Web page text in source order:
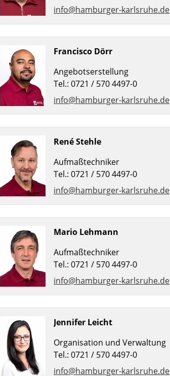
info@hamburger-karlsruhe.de
Francisco Dörr
Angebotserstellung
Tel.: 0721 / 570 4497-0
info@hamburger-karlsruhe.de
René Stehle
Aufmaßtechniker
Tel.: 0721 / 570 4497-0
info@hamburger-karlsruhe.de
Mario Lehmann
Aufmaßtechniker
Tel.: 0721 / 570 4497-0
info@hamburger-karlsruhe.de
Jennifer Leicht
Organisation und Verwaltung
Tel.: 0721 / 570 4497-0
info@hamburger-karlsruhe.de